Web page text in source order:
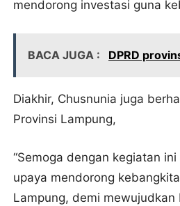
mendorong investasi guna
BACA JUGA : DPRD
Diakhir, Chusnunia juga
Provinsi Lampung,
“Semoga dengan kegiatan
upaya mendorong
Lampung, demi mewujudkan